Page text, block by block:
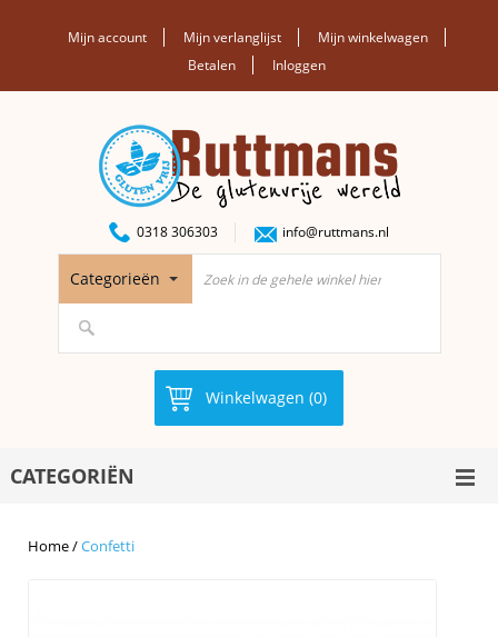
Mijn account Mijn verlanglijst
Mijn winkelwagen
Betalen
Inloggen
0318 306303 info@ruttmans.nl
Categorieën
Winkelwagen (0)
CATEGORIËN
Home/Confetti